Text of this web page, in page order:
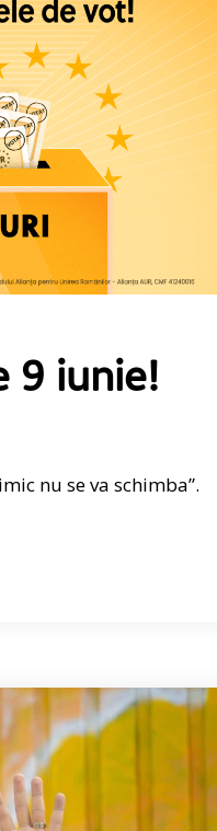
9 iunie!
nu se va schimba”.